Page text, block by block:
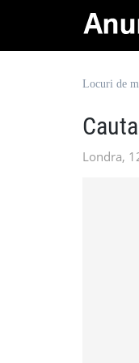
Locuri de
Londra,